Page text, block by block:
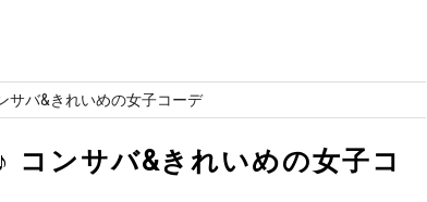
サバ&きれいめの女子コーデ
コンサバ&きれいめの女子コ